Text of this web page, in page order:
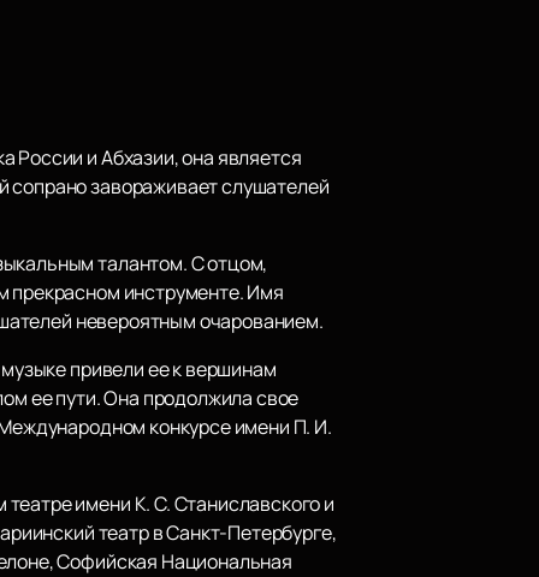
России и Абхазии, она является
сопрано завораживает слушателей
талантом. С отцом,
прекрасном инструменте. Имя
невероятным очарованием.
привели ее к вершинам
ее пути. Она продолжила свое
конкурсе имени П. И.
имени К. С. Станиславского и
театр в Санкт-Петербурге,
Софийская Национальная